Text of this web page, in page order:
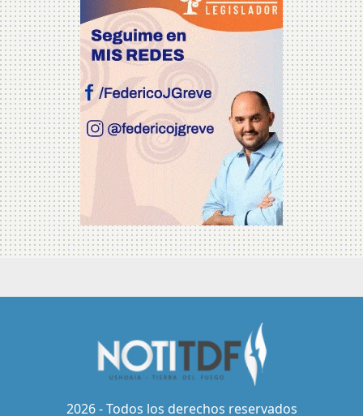
2026 - Todos los derechos reservados